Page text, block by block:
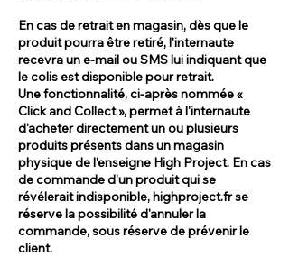
En cas de retrait en magasin, dès que le
produit pourra être retiré, l'internaute
recevra un e-mail ou SMS lui indiquant que
le colis est disponible pour retrait.
Une fonctionnalité, ci-après nommée «
Click and Collect », permet à l'internaute
d'acheter directement un ou plusieurs
produits présents dans un magasin
physique de l'enseigne High Project. En cas
de commande d'un produit qui se
révélerait indisponible, highproject.fr se
réserve la possibilité d'annuler la
commande, sous réserve de prévenir le
client.